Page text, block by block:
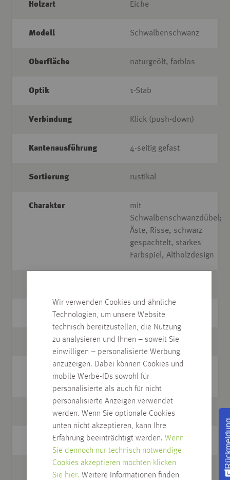
Wir verwenden Cookies und ähnliche
Technologien, um unsere Website
technisch bereitzustellen, die Nutzung
zu analysieren und Ihnen – soweit Sie
einwilligen – personalisierte Werbung
anzuzeigen. Dabei können Cookies und
mobile Werbe-IDs sowohl für
personalisierte als auch für nicht
personalisierte Anzeigen verwendet
werden. Wenn Sie optionale Cookies
unten nicht akzeptieren, kann Ihre
Erfahrung beeinträchtigt werden. Wenn
Sie dennoch nur technisch notwendige
Cookies akzeptieren möchten klicken
Sie hier. Weitere Informationen finden
Holzart Eiche
Modell Schwalbenschwanz
Oberfläche naturgeölt, farblos
Optik 1-Stab
Verbindung Klick (push-down)
Kantenausführung 4-seitig gefast
Sortierung rustikal
Charakter
mit
Schwalbenschwanzdübel;
Äste, Risse, schwarz
gespachtelt, starkes
Farbspiel, Altholzdesign
Breite cm 19,0
Stärke mm 15,0
Stück pro Palette 210
passende Leiste 01.070